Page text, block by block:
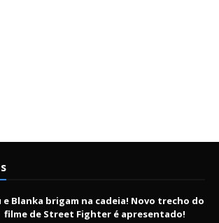
e Blanka brigam na cadeia! Novo trecho do
filme de Street Fighter é apresentado!